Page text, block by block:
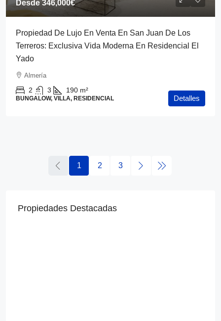
Desde 346,000€
Propiedad De Lujo En Venta En San Juan De Los
Terreros: Exclusiva Vida Moderna En Residencial El
Yado
Almería
2 3 190 m²
BUNGALOW, VILLA, RESIDENCIAL Detalles
1 2 3
Propiedades Destacadas